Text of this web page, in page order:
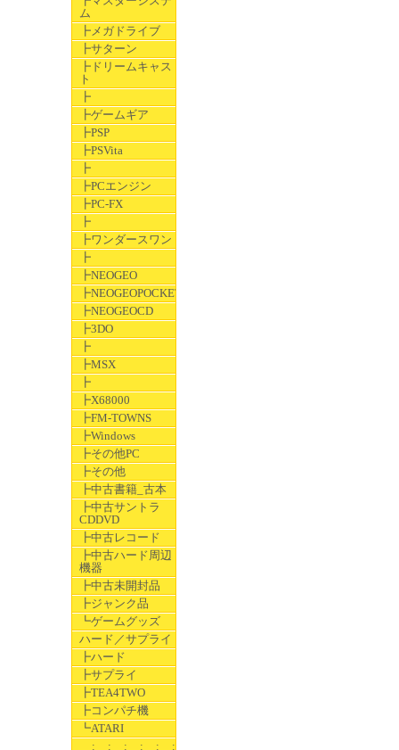
ム
┣メガドライブ
┣サターン
┣ドリームキャス
ト
┣
┣ゲームギア
┣PSP
┣PSVita
┣
┣PCエンジン
┣PC-FX
┣
┣ワンダースワン
┣
┣NEOGEO
┣NEOGEOPOCKET
┣NEOGEOCD
┣3DO
┣
┣MSX
┣
┣X68000
┣FM-TOWNS
┣Windows
┣その他PC
┣その他
┣中古書籍_古本
┣中古サントラ
CDDVD
┣中古レコード
┣中古ハード周辺
機器
┣中古未開封品
┣ジャンク品
┗ゲームグッズ
ハード／サプライ
┣ハード
┣サプライ
┣TEA4TWO
┣コンパチ機
┗ATARI
__:__:__:__:__:__:__